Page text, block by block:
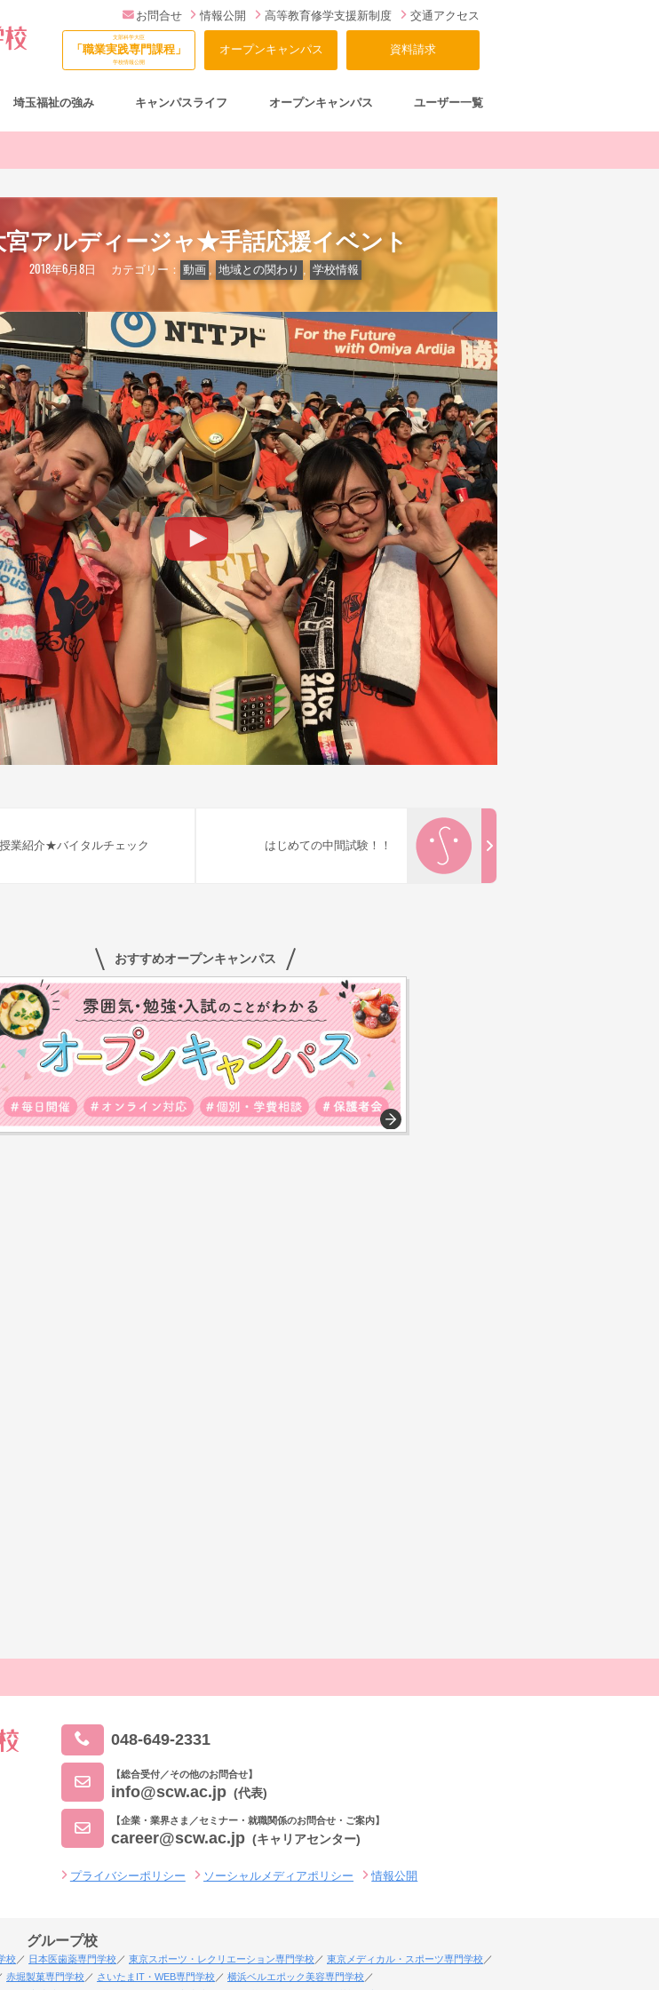
お問合せ 情報公開 高等教育修学支援新制度 交通アクセス
文部科学大臣
「職業実践専門課程」
学校情報公開
オープンキャンパス 資料請求
埼玉福祉の強み キャンパスライフ オープンキャンパス ユーザー一覧
宮アルディージャ★手話応援イベント
2018年6月8日 カテゴリー： 動画 地域との関わり 学校情報
授業紹介★バイタルチェック はじめての中間試験！！
おすすめオープンキャンパス
048-649-2331
【総合受付／その他のお問合せ】
info@scw.ac.jp (代表)
【企業・業界さま／セミナー・就職関係のお問合せ・ご案内】
career@scw.ac.jp (キャリアセンター)
プライバシーポリシー ソーシャルメディアポリシー 情報公開
グループ校
校 日本医歯薬専門学校 東京スポーツ・レクリエーション専門学校
東京メディカル・スポーツ専門学校
赤堀製菓専門学校 さいたまIT・WEB専門学校
横浜ベルエポック美容専門学校